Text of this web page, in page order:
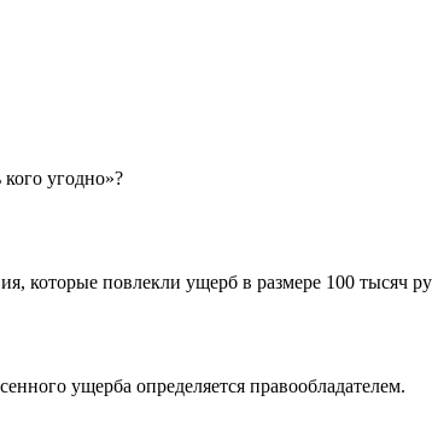
угодно»?
которые повлекли ущерб в размере 100 тысяч
ущерба определяется правообладателем.